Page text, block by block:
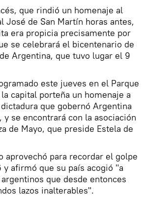
que rindió un homenaje al
José de San Martín horas antes,
era propicia precisamente por
se celebrará el bicentenario de
Argentina, que tuvo lugar el 9
este jueves en el Parque
capital porteña un homenaje a
que gobernó Argentina
y se encontrará con la asociación
de Mayo, que preside Estela de
aprovechó para recordar el golpe
y afirmó que su país acogió "a
que desde entonces
lazos inalterables".